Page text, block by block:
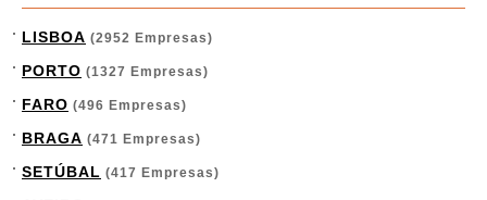
LISBOA (2952 Empresas)
PORTO (1327 Empresas)
FARO (496 Empresas)
BRAGA (471 Empresas)
SETÚBAL (417 Empresas)